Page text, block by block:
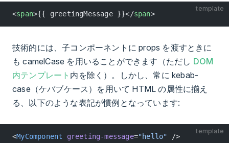
template
<span>{{ greetingMessage }}</span>
技術的には、子コンポーネントに props を渡すときに
も camelCase を用いることができます（ただし DOM
内テンプレート 内を除く）。しかし、常に kebab-
case（ケバブケース）を用いて HTML の属性に揃え
る、以下のような表記が慣例となっています:
template
<MyComponent greeting-message="hello" />